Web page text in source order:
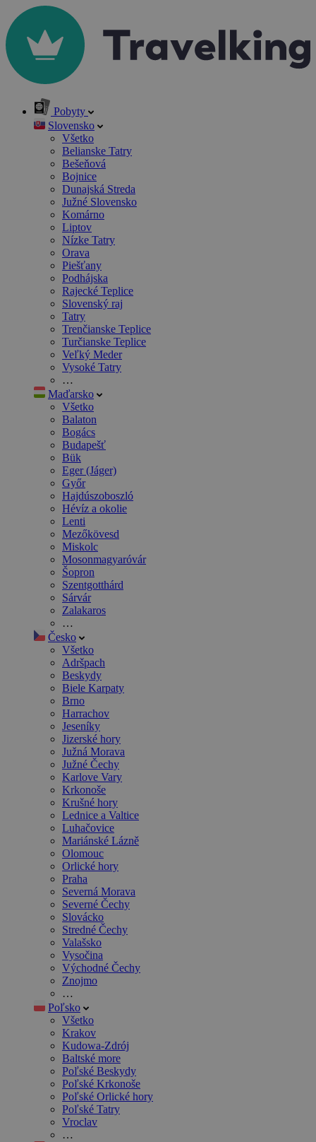
Pobyty
Slovensko
Všetko
Belianske Tatry
Bešeňová
Bojnice
Dunajská Streda
Južné Slovensko
Komárno
Liptov
Nízke Tatry
Orava
Piešťany
Podhájska
Rajecké Teplice
Slovenský raj
Tatry
Trenčianske Teplice
Turčianske Teplice
Veľký Meder
Vysoké Tatry
…
Maďarsko
Všetko
Balaton
Bogács
Budapešť
Bük
Eger (Jáger)
Győr
Hajdúszoboszló
Hévíz a okolie
Lenti
Mezőkövesd
Miskolc
Mosonmagyaróvár
Šopron
Szentgotthárd
Sárvár
Zalakaros
…
Česko
Všetko
Adršpach
Beskydy
Biele Karpaty
Brno
Harrachov
Jeseníky
Jizerské hory
Južná Morava
Južné Čechy
Karlove Vary
Krkonoše
Krušné hory
Lednice a Valtice
Luhačovice
Mariánské Lázně
Olomouc
Orlické hory
Praha
Severná Morava
Severné Čechy
Slovácko
Stredné Čechy
Valašsko
Vysočina
Východné Čechy
Znojmo
…
Poľsko
Všetko
Krakov
Kudowa-Zdrój
Baltské more
Poľské Beskydy
Poľské Krkonoše
Poľské Orlické hory
Poľské Tatry
Vroclav
…